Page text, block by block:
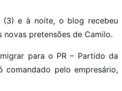
(3) e à noite, o blog recebeu
pretensões de Camilo.
para o PR – Partido da
comandado pelo empresário,